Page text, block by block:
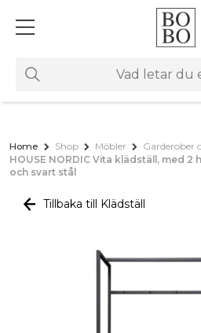
Home Shop Möbler Garderober
HOUSE NORDIC Vita klädställ, med 2
och svart stål
Tillbaka till Klädställ